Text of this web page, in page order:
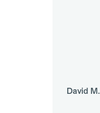
David M.